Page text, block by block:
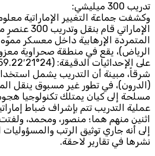
300 ميليشي:
جماعة التغيير الإماراتية
الإماراتي قام
الإرهابية داخل معسكر مموّه
يقع في منطقة صحراوية
مبينة أن التدريب يشمل استخدام
في تطور غير مسبوق ينقل
إلى كيان يمتلك تكنولوجيا
التدريب تتم بإشراف ضباط
منهم هما؛ منصور، ومحمد، ولفتت
أنه جاري توثيق الرتب والمسؤوليات
في تقارير لاحقة.